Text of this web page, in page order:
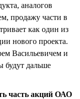
аналогов
продажу части в
как один из
нового проекта.
Васильевичем и
будут дальше
часть акций ОАО